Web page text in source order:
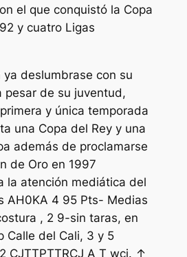
el que conquistó la Copa
y cuatro Ligas
ya deslumbrase con su
pesar de su juventud,
y única temporada
una Copa del Rey y una
además de proclamarse
de Oro en 1997
la atención mediática del
AH0KA 4 95 Pts- Medias
, 2 9-sin taras, en
Calle del Cali, 3 y 5
CJTTPTTRCJ A T wcj. ↑